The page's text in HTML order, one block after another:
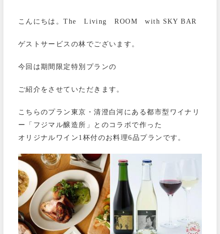
こんにちは。The Living ROOM with SKY BAR
ゲストサービスの林でございます。
今回は期間限定特別プランの
ご紹介をさせていただきます。
こちらのプラン東京・清澄白河にある都市型ワイナリ
ー「フジマル醸造所」とのコラボで作った
オリジナルワイン1杯付のお料理6品プランです。